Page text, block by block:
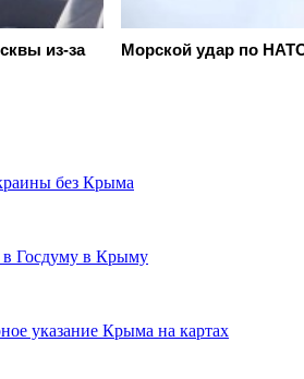
из-за
Морской удар по
без Крыма
Госдуму в Крыму
указание Крыма на картах